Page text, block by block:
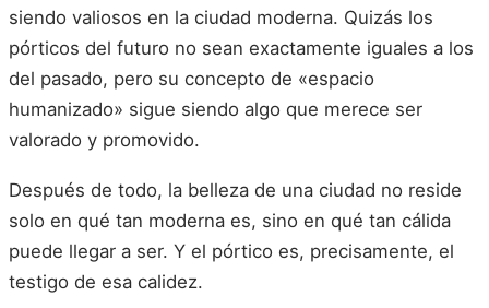
siendo valiosos en la ciudad moderna. Quizás los
pórticos del futuro no sean exactamente iguales a los
del pasado, pero su concepto de «espacio
humanizado» sigue siendo algo que merece ser
valorado y promovido.
Después de todo, la belleza de una ciudad no reside
solo en qué tan moderna es, sino en qué tan cálida
puede llegar a ser. Y el pórtico es, precisamente, el
testigo de esa calidez.